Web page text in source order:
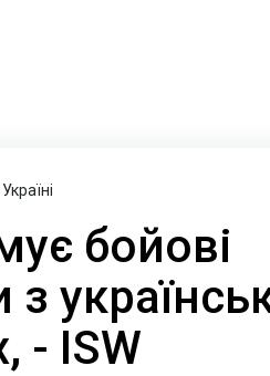
бойові
з
- ISW